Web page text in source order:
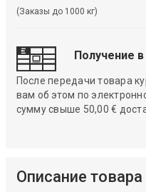
(Заказы до 1000 кг)
Получение
После передачи товара
вам об этом по
сумму свыше 50,00 €
Описание товара